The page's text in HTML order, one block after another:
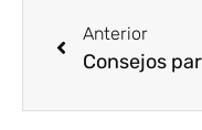
Anterior